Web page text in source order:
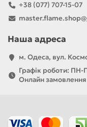
+38 (077) 707-15-07
Наша адреса
м. Одеса, вул.
Графік роботи: ПН-
Онлайн